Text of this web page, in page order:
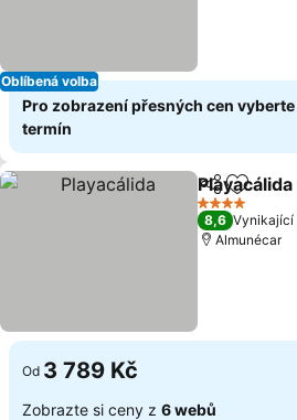
Oblíbená volba
Pro zobrazení přesných cen vyberte
termín
SdíletPřidat
Playacálida
4 Počet
8,6 Vynikající
Almunécar
Od 3 789 Kč
Zobrazte si ceny z 6 webů